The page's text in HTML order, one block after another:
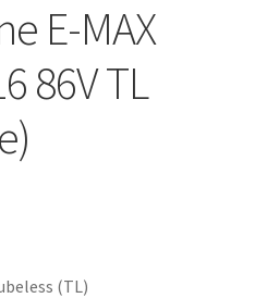
E-MAX
86V TL
(TL)